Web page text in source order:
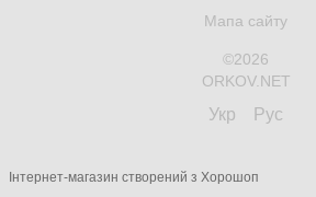
Мапа сайту
©2026
ORKOV.NET
Укр Рус
Інтернет-магазин створений з Хорошоп